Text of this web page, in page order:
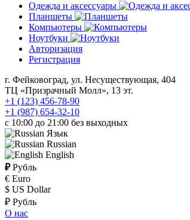
Одежда и аксессуары
Планшеты
Компьютеры
Ноутбуки
Авторизация
Регистрация
г. Фейковоград, ул. Несуществующая, 404
ТЦ «Призрачный Молл», 13 эт.
+1 (123) 456-78-90
+1 (987) 654-32-10
с 10:00 до 21:00 без выходных
Язык
Russian
English
₽Рубль
€ Euro
$ US Dollar
₽ Рубль
О нас